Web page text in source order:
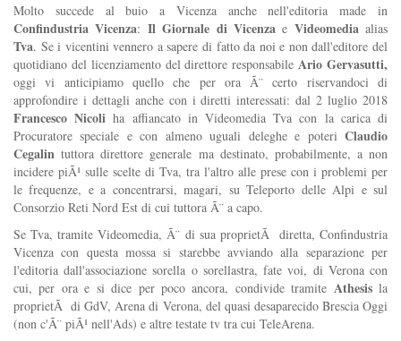
Molto succede al buio a Vicenza anche nell'editoria made in
Confindustria Vicenza: Il Giornale di Vicenzae Videomediaalias
Tva. Se i vicentini vennero a sapere di fatto da noi e non dall'editore del
quotidiano del licenziamento del direttore responsabileArio Gervasutti,
oggi vi anticipiamo quello che per ora Ã¨ certo riservandoci di
approfondire i dettagli anche con i diretti interessati: dal 2 luglio 2018
Francesco Nicoli ha affiancato in Videomedia Tva con la carica di
Procuratore speciale e con almeno uguali deleghe e poteri Claudio
Cegalintuttora direttore generale ma destinato, probabilmente, a non
incidere piÃ¹ sulle scelte di Tva, tra l'altro alle prese con i problemi per
le frequenze, e a concentrarsi, magari, su Teleporto delle Alpi e sul
Consorzio Reti Nord Est di cui tuttora Ã¨ a capo.
Se Tva, tramite Videomedia, Ã¨ di sua proprietÃ diretta, Confindustria
Vicenza con questa mossa si starebbe avviando alla separazione per
l'editoria dall'associazione sorella o sorellastra, fate voi, di Verona con
cui, per ora e si dice per poco ancora, condivide tramite Athesisla
proprietÃ di GdV, Arena di Verona, del quasi desaparecido Brescia Oggi
(non c'Ã¨ piÃ¹ nell'Ads) e altre testate tv tra cui TeleArena.